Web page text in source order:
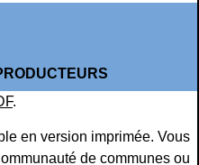
.
en version imprimée. Vous
de communes ou